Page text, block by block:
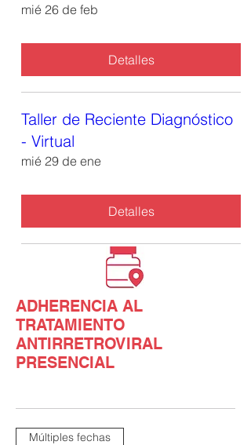
mié 26 de feb
Detalles
Taller de Reciente Diagnóstico
- Virtual
mié 29 de ene
Detalles
ADHERENCIA AL
TRATAMIENTO
ANTIRRETROVIRAL
PRESENCIAL
Múltiples fechas